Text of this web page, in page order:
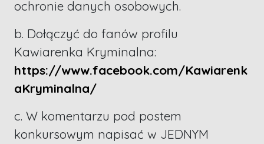
ochronie danych osobowych.
b. Dołączyć do fanów profilu
Kawiarenka Kryminalna:
https://www.facebook.com/Kawiarenk
aKryminalna/
c. W komentarzu pod postem
konkursowym napisać w JEDNYM